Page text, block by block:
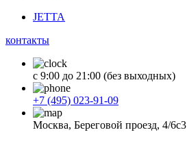
JETTA
контакты
с 9:00 до 21:00 (без выходных)
+7 (495) 023-91-09
Москва, Береговой проезд, 4/6с3